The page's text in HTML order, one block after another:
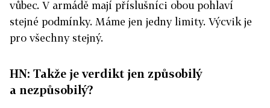
vůbec. V armádě mají příslušníci obou pohlaví
stejné podmínky. Máme jen jedny limity. Výcvik je
pro všechny stejný.
HN: Takže je verdikt jen způsobilý
a nezpůsobilý?